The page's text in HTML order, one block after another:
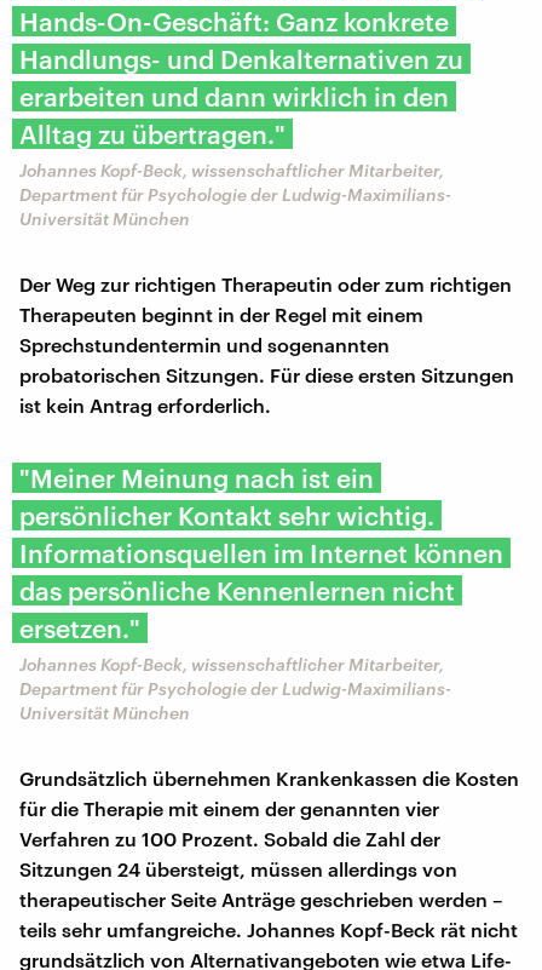
Hands-On-Geschäft: Ganz konkrete
Handlungs- und Denkalternativen zu
erarbeiten und dann wirklich in den
Alltag zu übertragen."
Johannes Kopf-Beck, wissenschaftlicher Mitarbeiter,
Department für Psychologie der Ludwig-Maximilians-
Universität München
Der Weg zur richtigen Therapeutin oder zum richtigen
Therapeuten beginnt in der Regel mit einem
Sprechstundentermin und sogenannten
probatorischen Sitzungen. Für diese ersten Sitzungen
ist kein Antrag erforderlich.
"Meiner Meinung nach ist ein
persönlicher Kontakt sehr wichtig.
Informationsquellen im Internet können
das persönliche Kennenlernen nicht
ersetzen."
Johannes Kopf-Beck, wissenschaftlicher Mitarbeiter,
Department für Psychologie der Ludwig-Maximilians-
Universität München
Grundsätzlich übernehmen Krankenkassen die Kosten
für die Therapie mit einem der genannten vier
Verfahren zu 100 Prozent. Sobald die Zahl der
Sitzungen 24 übersteigt, müssen allerdings von
therapeutischer Seite Anträge geschrieben werden –
teils sehr umfangreiche. Johannes Kopf-Beck rät nicht
grundsätzlich von Alternativangeboten wie etwa Life-